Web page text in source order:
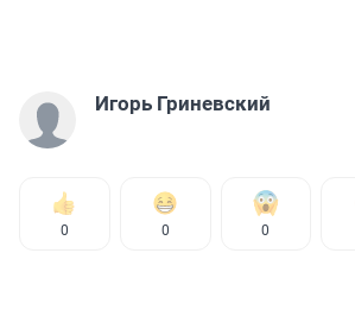
Игорь Гриневский
0 0 0